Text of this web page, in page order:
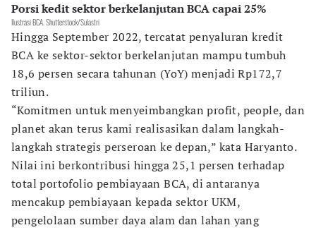
Porsi kedit sektor berkelanjutan BCA capai 25%
Ilustrasi BCA. Shutterstock/Sulastri
Hingga September 2022, tercatat penyaluran kredit
BCA ke sektor-sektor berkelanjutan mampu tumbuh
18,6 persen secara tahunan (YoY) menjadi Rp172,7
triliun.
“Komitmen untuk menyeimbangkan profit, people, dan
planet akan terus kami realisasikan dalam langkah-
langkah strategis perseroan ke depan,” kata Haryanto.
Nilai ini berkontribusi hingga 25,1 persen terhadap
total portofolio pembiayaan BCA, di antaranya
mencakup pembiayaan kepada sektor UKM,
pengelolaan sumber daya alam dan lahan yang